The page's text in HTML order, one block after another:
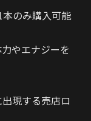
のみ購入可能
やエナジーを
現する売店ロ